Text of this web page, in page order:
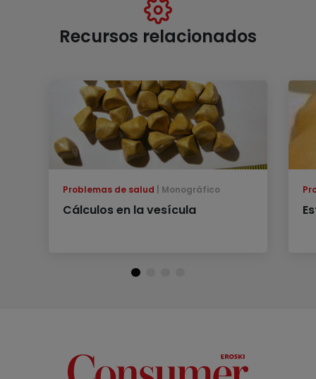
Recursos relacionados
Problemas de salud Monográfico
Cálculos en la vesícula